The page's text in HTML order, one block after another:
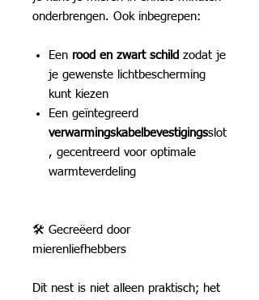
onderbrengen. Ook inbegrepen:
Een rood en zwart schild zodat je
je gewenste lichtbescherming
kunt kiezen
Een geïntegreerd
verwarmingskabelbevestigingsslot
, gecentreerd voor optimale
warmteverdeling
🛠 Gecreëerd door
mierenliefhebbers
Dit nest is niet alleen praktisch; het